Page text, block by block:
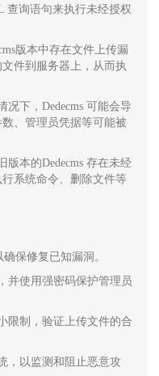
查询语句来执行未经授权
版本中存在文件上传漏
件到服务器上，从而执
下，Dedecms 可能会导
、管理员凭据等可能被
本的Dedecms 存在未经
系统命令、删除文件等
保修复已知漏洞。
并使用强密码保护管理员
限制，验证上传文件的合
，以监测和阻止恶意攻